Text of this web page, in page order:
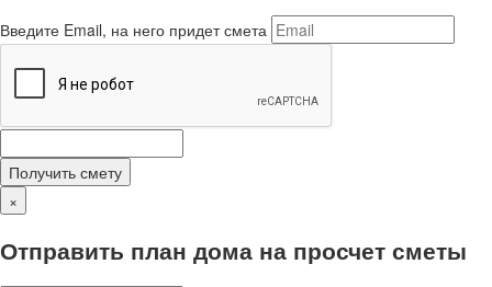
Введите Email, на него придет смета
Получить смету
×
Отправить план дома на просчет сметы